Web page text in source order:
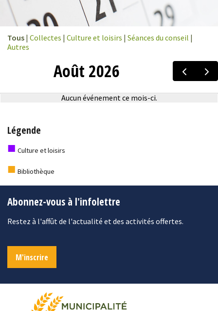
Tous | Collectes | Culture et loisirs | Séances du conseil |
Autres
Légende
■ Culture et loisirs
■ Bibliothèque
Abonnez-vous à l'infolettre
Restez à l'affût de l'actualité et des activités offertes.
M'inscrire